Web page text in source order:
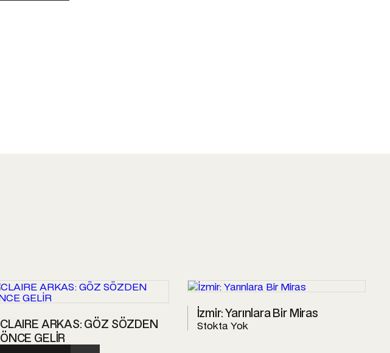
CLAIRE ARKAS: GÖZ SÖZDEN
ÖNCE GELİR
İzmir: Yarınlara Bir Miras
Stokta Yok